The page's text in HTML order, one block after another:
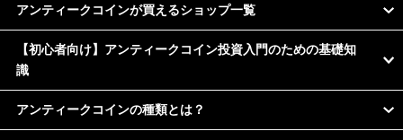
アンティークコインが買えるショップ一覧
【初心者向け】アンティークコイン投資入門のための基礎知
識
アンティークコインの種類とは？